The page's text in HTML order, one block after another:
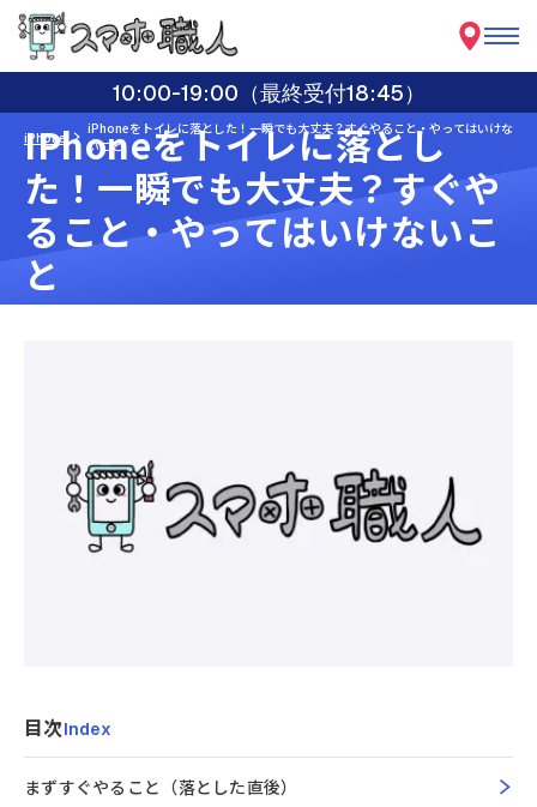
10:00-19:00（最終受付18:45）
iPhone
iPhoneをトイレに落とした！一瞬でも大丈夫？すぐやること・やってはいけな
いこと
IPhoneをトイレに落とし
た！一瞬でも大丈夫？すぐや
ること・やってはいけないこ
と
目次Index
まずすぐやること（落とした直後）